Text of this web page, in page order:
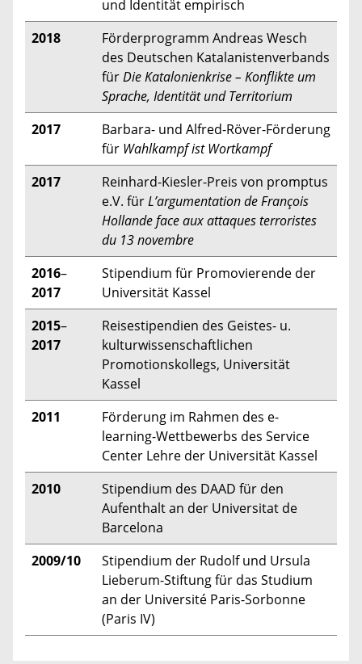
und Identität empirisch
2018
Förderprogramm Andreas Wesch
des Deutschen Katalanistenverbands
fürDie Katalonienkrise – Konflikte um
Sprache, Identität und Territorium
2017
Barbara- und Alfred-Röver-Förderung
für Wahlkampf ist Wortkampf
2017
Reinhard-Kiesler-Preis von promptus
e.V. fürL’argumentation de François
Hollande face aux attaques terroristes
du 13 novembre
2016–
2017
Stipendium für Promovierende der
Universität Kassel
2015–
2017
Reisestipendien des Geistes- u.
kulturwissenschaftlichen
Promotionskollegs, Universität
Kassel
2011
Förderung im Rahmen des e-
learning-Wettbewerbs des Service
Center Lehre der Universität Kassel
2010
Stipendium des DAAD für den
Aufenthalt an der Universitat de
Barcelona
2009/10
Stipendium der Rudolf und Ursula
Lieberum-Stiftung für das Studium
an der Université Paris-Sorbonne
(Paris IV)